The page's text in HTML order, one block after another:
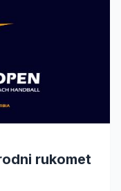
rukomet